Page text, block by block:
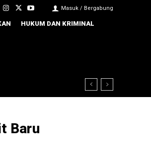
Masuk / Bergabung
HUKUM DAN KRIMINAL
Baru